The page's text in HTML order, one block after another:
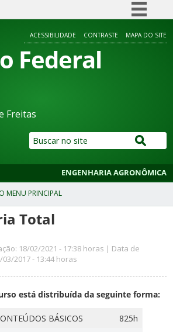
Participe
ACESSIBILIDADE CONTRASTE MAPA DO SITE
Federal
Freitas
ENGENHARIA AGRONÔMICA
Total
18/02/2021 - 17:38 horas | Data de
2017 - 13:44 horas
está distribuída da seguinte forma:
BÁSICOS
825h